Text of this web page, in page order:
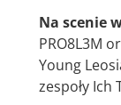
Na scenie
PRO8L3M
Young
zespoły Ich